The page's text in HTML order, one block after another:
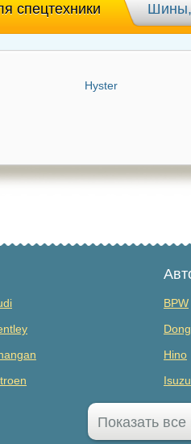
спецтехники Шины,
Hyster
BPW
Hino
Isuzu
MAZ
Показать все